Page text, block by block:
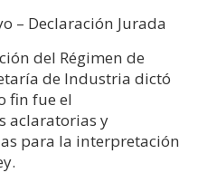
– Declaración Jurada
del Régimen de
de Industria dictó
fin fue el
aclaratorias y
para la interpretación